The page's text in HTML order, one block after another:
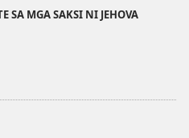
SA MGA SAKSI NI JEHOVA